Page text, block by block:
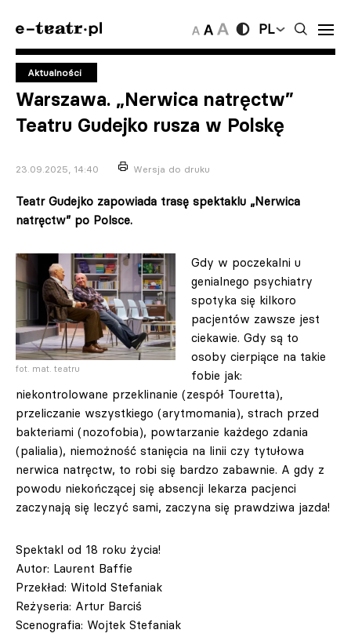
PL
Aktualności
Warszawa. „Nerwica natręctw”
Teatru Gudejko rusza w Polskę
23.09.2025, 14:40 Wersja do druku
Teatr Gudejko zapowiada trasę spektaklu „Nerwica
natręctw” po Polsce.
fot. mat. teatru
Gdy w poczekalni u
genialnego psychiatry
spotyka się kilkoro
pacjentów zawsze jest
ciekawie. Gdy są to
osoby cierpiące na takie
fobie jak:
niekontrolowane przeklinanie (zespół Touretta),
przeliczanie wszystkiego (arytmomania), strach przed
bakteriami (nozofobia), powtarzanie każdego zdania
(palialia), niemożność stanięcia na linii czy tytułowa
nerwica natręctw, to robi się bardzo zabawnie. A gdy z
powodu niekończącej się absencji lekarza pacjenci
zaczynają się leczyć sami, zaczyna się prawdziwa jazda!
Spektakl od 18 roku życia!
Autor: Laurent Baffie
Przekład: Witold Stefaniak
Reżyseria: Artur Barciś
Scenografia: Wojtek Stefaniak